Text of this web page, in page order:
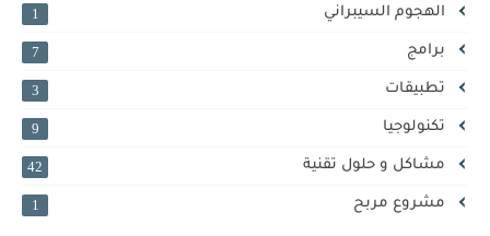
الهجوم السيبراني
برامج
تطبيقات
تكنولوجيا
مشاكل و حلول تقنية
مشروع مربح